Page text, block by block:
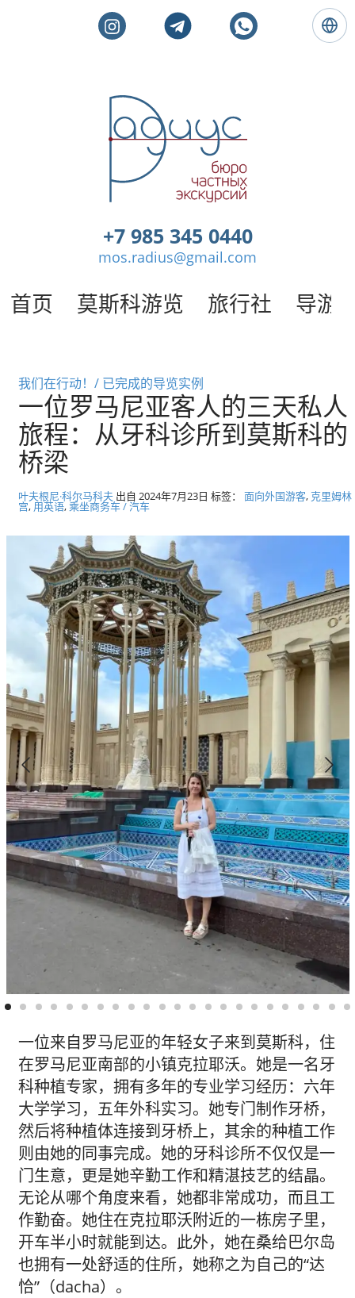
莫
斯
科
游
。
莫
斯
导
游
语
+7 985 345 0440
mos.radius@gmail.com
首页 莫斯科游览 旅行社 导游
莫斯科私人旅游和导游
我们在行动！/ 已完成的导览实例
一位罗马尼亚客人的三天私人
旅程：从牙科诊所到莫斯科的
桥梁
叶夫根尼·科尔马科夫出自 2024年7月23日 标签： 面向外国游客, 克里姆林
宫, 用英语,乘坐商务车 / 汽车
一位来自罗马尼亚的年轻女子来到莫斯科，住
在罗马尼亚南部的小镇克拉耶沃。她是一名牙
科种植专家，拥有多年的专业学习经历：六年
大学学习，五年外科实习。她专门制作牙桥，
然后将种植体连接到牙桥上，其余的种植工作
则由她的同事完成。她的牙科诊所不仅仅是一
门生意，更是她辛勤工作和精湛技艺的结晶。
无论从哪个角度来看，她都非常成功，而且工
作勤奋。她住在克拉耶沃附近的一栋房子里，
开车半小时就能到达。此外，她在桑给巴尔岛
也拥有一处舒适的住所，她称之为自己的“达
恰”（dacha）。